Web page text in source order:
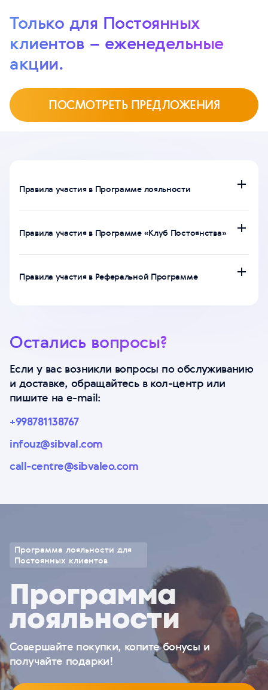
Только для Постоянных
клиентов – еженедельные
акции.
ПОСМОТРЕТЬ ПРЕДЛОЖЕНИЯ
Правила участия в Программе лояльности
Правила участия в Программе «Клуб Постоянства»
Правила участия в Реферальной Программе
Остались вопросы?
Если у вас возникли вопросы по обслуживанию
и доставке, обращайтесь в кол-центр или
пишите на e-mail:
+998781138767
infouz@sibval.com
call-centre@sibvaleo.com
Программа лояльности для
Постоянных клиентов
Программа
лояльности
Совершайте покупки, копите бонусы и
получайте подарки!